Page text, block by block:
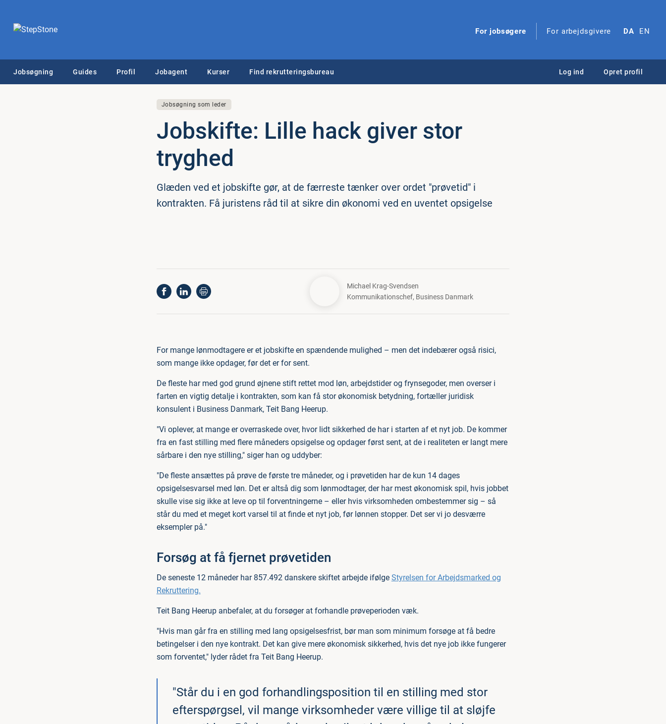
For jobsøgere For arbejdsgivere DA EN
Jobsøgning Guides Profil Jobagent Kurser Find rekrutteringsbureau Log ind Opret profil
Jobsøgning som leder
Jobskifte: Lille hack giver stor
tryghed
Glæden ved et jobskifte gør, at de færreste tænker over ordet "prøvetid" i
kontrakten. Få juristens råd til at sikre din økonomi ved en uventet opsigelse
Michael Krag-Svendsen
Kommunikationschef, Business Danmark
For mange lønmodtagere er et jobskifte en spændende mulighed – men det indebærer også risici,
som mange ikke opdager, før det er for sent.
De fleste har med god grund øjnene stift rettet mod løn, arbejdstider og frynsegoder, men overser i
farten en vigtig detalje i kontrakten, som kan få stor økonomisk betydning, fortæller juridisk
konsulent i Business Danmark, Teit Bang Heerup.
"Vi oplever, at mange er overraskede over, hvor lidt sikkerhed de har i starten af et nyt job. De kommer
fra en fast stilling med flere måneders opsigelse og opdager først sent, at de i realiteten er langt mere
sårbare i den nye stilling," siger han og uddyber:
"De fleste ansættes på prøve de første tre måneder, og i prøvetiden har de kun 14 dages
opsigelsesvarsel med løn. Det er altså dig som lønmodtager, der har mest økonomisk spil, hvis jobbet
skulle vise sig ikke at leve op til forventningerne – eller hvis virksomheden ombestemmer sig – så
står du med et meget kort varsel til at finde et nyt job, før lønnen stopper. Det ser vi jo desværre
eksempler på."
Forsøg at få fjernet prøvetiden
De seneste 12 måneder har 857.492 danskere skiftet arbejde ifølge Styrelsen for Arbejdsmarked og
Rekruttering.
Teit Bang Heerup anbefaler, at du forsøger at forhandle prøveperioden væk.
"Hvis man går fra en stilling med lang opsigelsesfrist, bør man som minimum forsøge at få bedre
betingelser i den nye kontrakt. Det kan give mere økonomisk sikkerhed, hvis det nye job ikke fungerer
som forventet," lyder rådet fra Teit Bang Heerup.
"Står du i en god forhandlingsposition til en stilling med stor
efterspørgsel, vil mange virksomheder være villige til at sløjfe